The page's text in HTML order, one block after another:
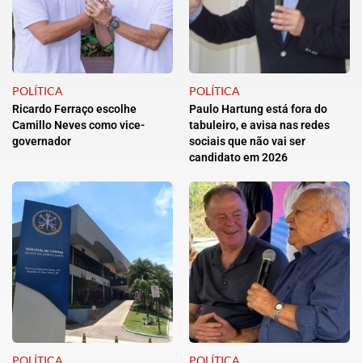
POLÍTICA
Ricardo Ferraço escolhe
Camillo Neves como vice-
governador
POLÍTICA
Paulo Hartung está fora do
tabuleiro, e avisa nas redes
sociais que não vai ser
candidato em 2026
POLÍTICA POLÍTICA